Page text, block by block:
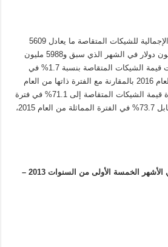
في أيار 2016، بلغت القيمة الإجمالية للشيكات المتقاصة ما يعادل 5609
ملايين دولار مقابل 5657 مليون دولار في الشهر الذي سبق و5988 مليون
دولار في أيار 2015. وتراجعت قيمة الشيكات المتقاصة بنسبة 1.7% في
الأشهر الخمسة الأولى من العام 2016 بالمقارنة مع الفترة ذاتها من العام
2015 فيما تراجع معدل دولرة قيمة الشيكات المتقاصة إلى 71.1% في فترة
كانون الثاني – أيار 2016 مقابل 73.7% في الفترة المماثلة من العام 2015،
تطور الشيكات المتقاصة في الأشهر الخمسة الأولى من السنوات 2013 –